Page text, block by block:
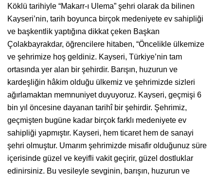
Köklü tarihiyle “Makarr-ı Ulema” şehri olarak da bilinen
Kayseri’nin, tarih boyunca birçok medeniyete ev sahipliği
ve başkentlik yaptığına dikkat çeken Başkan
Çolakbayrakdar, öğrencilere hitaben, “Öncelikle ülkemize
ve şehrimize hoş geldiniz. Kayseri, Türkiye’nin tam
ortasında yer alan bir şehirdir. Barışın, huzurun ve
kardeşliğin hâkim olduğu ülkemiz ve şehrimizde sizleri
ağırlamaktan memnuniyet duyuyoruz. Kayseri, geçmişi 6
bin yıl öncesine dayanan tarihî bir şehirdir. Şehrimiz,
geçmişten bugüne kadar birçok farklı medeniyete ev
sahipliği yapmıştır. Kayseri, hem ticaret hem de sanayi
şehri olmuştur. Umarım şehrimizde misafir olduğunuz süre
içerisinde güzel ve keyifli vakit geçirir, güzel dostluklar
edinirsiniz. Bu vesileyle sevginin, barışın, huzurun ve